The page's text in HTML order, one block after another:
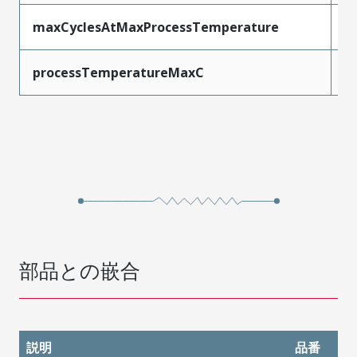
maxCyclesAtMaxProcessTemperature
processTemperatureMaxC
部品との嵌合
説明
品番